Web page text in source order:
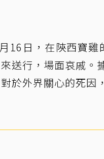
16日，在陝西寶
送行，場面哀戚
於外界關心的死